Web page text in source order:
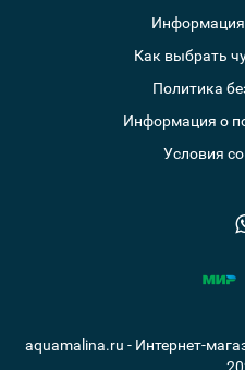
Информация
Как выбрать
Политика
Информация о
Условия
aquamalina.ru - Интернет-